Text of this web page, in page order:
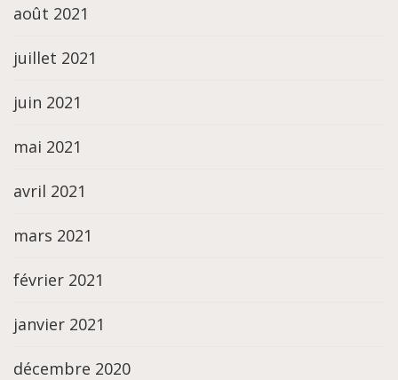
août 2021
juillet 2021
juin 2021
mai 2021
avril 2021
mars 2021
février 2021
janvier 2021
décembre 2020